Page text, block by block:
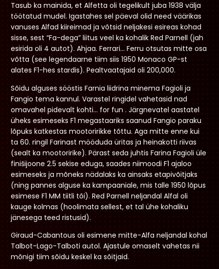
Tasub ka mainida, et Alfetta oli tegelikult juba 1938 välja
töötatud mudel. Igastahes sel päeval olid need väärikas
vanuses Alfad kiireimad ja võtsid neljakesi esireas kohad
sisse, sest “Fa-dega” liitus veel ka kohalik Red Parnell (jah
esirida oli 4 autot). Ahjaa. Ferrari… Ferru otsutas mitte osa
võtta (see legendaarne tiim siis 1950 Monaco GP-st
alates F1-hes stardis). Pealtvaatajaid oli 200,000.
Sõidu alguses sööstis Farnia liidrina minema Fagioli ja
Fangio tema kannul. Varastel ringidel vahetasid nad
omavahel pidevalt kohti… for fun . Järgnevatel aastatel
üheks esimeseks F1 megastaariks saanud Fangio paraku
lõpuks katkestas mootoririkke tõttu. Aga mitte enne kui
ta 60. ringil Farinast mööduda üritas ja heinakotti riivas
(sealt ka mootoririke). Pärast seda juhtis Farina Fagioli üle
finišijoone 2.5 sekise eduga, saades niimoodi F1 ajaloo
esimeseks ja mõneks nädalaks ka ainsaks etapivõitjaks
(ning pannes alguse ka kampaaniale, mis talle 1950 lõpus
esimese F1 MM tiitli tõi). Red Parnell neljandal Alfal oli
kauge kolmas (hoolimata sellest, et tal ühe kohaliku
jänesega teed ristusid).
Giraud-Cabantous oli esimene mitte-Alfa neljandal kohal
Talbot-Lago-Talboti autol. Ajastule omaselt vahetas nii
mõnigi tiim sõidu keskel ka sõitjaid.